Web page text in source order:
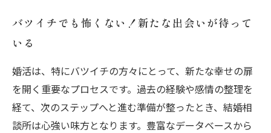
実績ある婚活アドバイス：バツイチの成功事例
自分の価値を再発見！前向きな婚活へと導くス
テップ
新たなスタート：充実した人生のための婚活支
援を応援します
バツイチでも怖くない！新たな出会いが待って
いる
婚活は、特にバツイチの方々にとって、新たな幸せの扉
を開く重要なプロセスです。過去の経験や感情の整理を
経て、次のステップへと進む準備が整ったとき、結婚相
談所は心強い味方となります。豊富なデータベースから